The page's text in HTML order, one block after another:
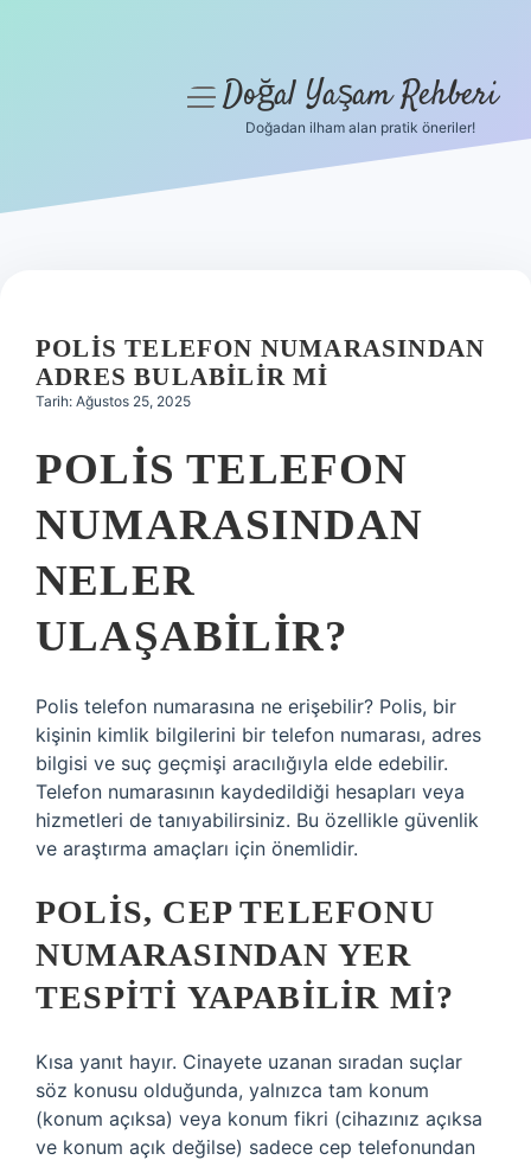
Hakkımızda
menüyüDoğal Yaşam Rehberi
Doğadan ilham alan pratik öneriler!
POLIS TELEFON NUMARASINDAN
ADRES BULABILIR MI
Tarih: Ağustos 25, 2025
POLIS TELEFON
NUMARASINDAN
NELER
ULAŞABILIR?
Polis telefon numarasına ne erişebilir? Polis, bir
kişinin kimlik bilgilerini bir telefon numarası, adres
bilgisi ve suç geçmişi aracılığıyla elde edebilir.
Telefon numarasının kaydedildiği hesapları veya
hizmetleri de tanıyabilirsiniz. Bu özellikle güvenlik
ve araştırma amaçları için önemlidir.
POLIS, CEP TELEFONU
NUMARASINDAN YER
TESPITI YAPABILIR MI?
Kısa yanıt hayır. Cinayete uzanan sıradan suçlar
söz konusu olduğunda, yalnızca tam konum
(konum açıksa) veya konum fikri (cihazınız açıksa
ve konum açık değilse) sadece cep telefonundan